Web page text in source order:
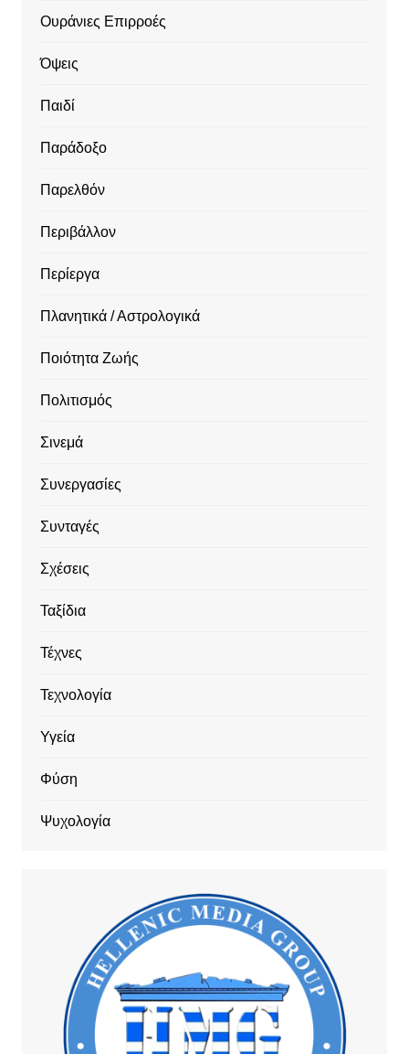
Ουράνιες Επιρροές
Όψεις
Παιδί
Παράδοξο
Παρελθόν
Περιβάλλον
Περίεργα
Πλανητικά / Αστρολογικά
Ποιότητα Ζωής
Πολιτισμός
Σινεμά
Συνεργασίες
Συνταγές
Σχέσεις
Ταξίδια
Τέχνες
Τεχνολογία
Υγεία
Φύση
Ψυχολογία